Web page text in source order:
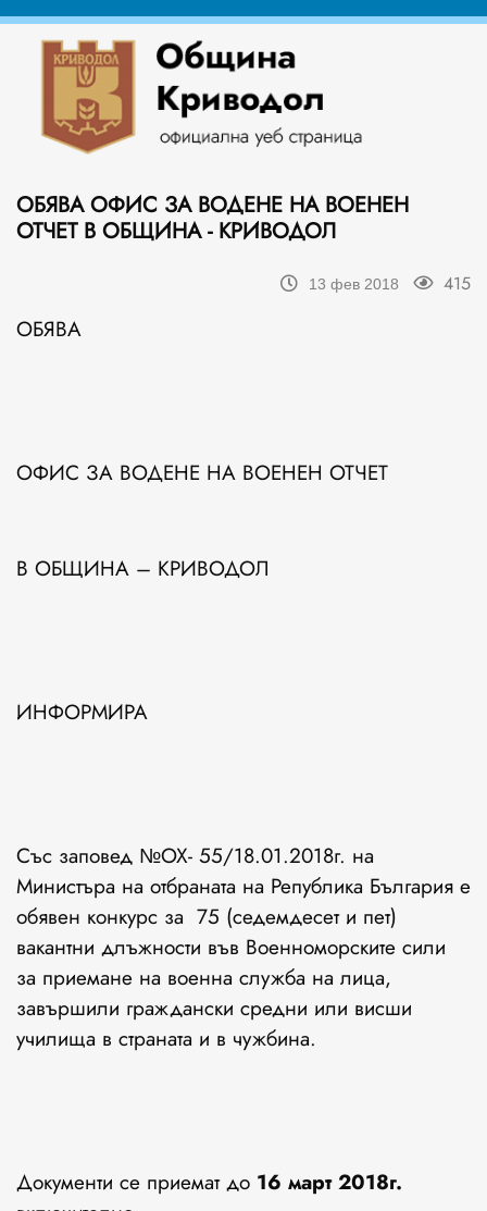
ОБЯВА ОФИС ЗА ВОДЕНЕ НА ВОЕНЕН
ОТЧЕТ В ОБЩИНА - КРИВОДОЛ
13 фев 2018 415
ОБЯВА
ОФИС ЗА ВОДЕНЕ НА ВОЕНЕН ОТЧЕТ
В ОБЩИНА – КРИВОДОЛ
ИНФОРМИРА
Със заповед №ОХ- 55/18.01.2018г. на
Министъра на отбраната на Република България е
обявен конкурс за 75 (седемдесет и пет)
вакантни длъжности във Военноморските сили
за приемане на военна служба на лица,
завършили граждански средни или висши
училища в страната и в чужбина.
Документи се приемат до 16 март 2018г.